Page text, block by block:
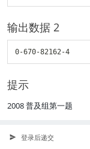
输出数据 2
0-670-82162-4
提示
2008 普及组第一题
登录后递交